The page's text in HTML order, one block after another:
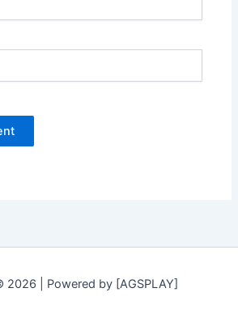
| Powered by [AGSPLAY]